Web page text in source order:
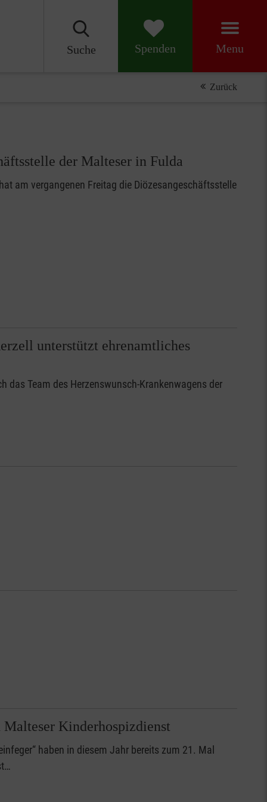
Suche Spenden Menu
Zurück
der Malteser in Fulda
am vergangenen Freitag die Diözesangeschäftsstelle
unterstützt ehrenamtliches
das Team des Herzenswunsch-Krankenwagens der
Malteser Kinderhospizdienst
haben in diesem Jahr bereits zum 21. Mal